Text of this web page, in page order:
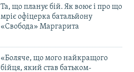
Та, що планує бій. Як воює і про що
мріє офіцерка батальйону
«Свобода» Маргарита
«Боляче, що мого найкращого
бійця, який став батьком-